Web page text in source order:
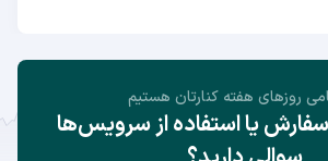
روز‌های هفته کنارتان هستیم
یا استفاده از سرویس‌ها